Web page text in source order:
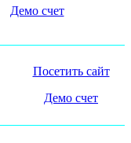
Демо счет
Посетить сайт
Демо счет